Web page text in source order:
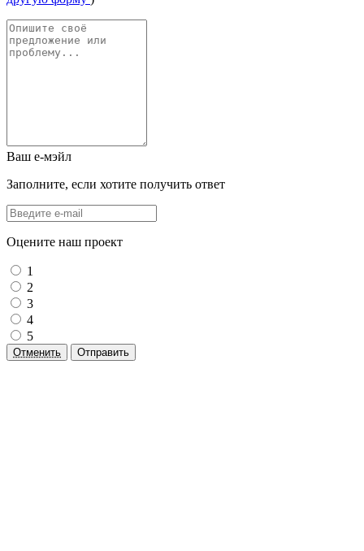
Ваш е-мэйл
Заполните, если хотите получить ответ
Оцените наш проект
1
2
3
4
5
Отменить Отправить